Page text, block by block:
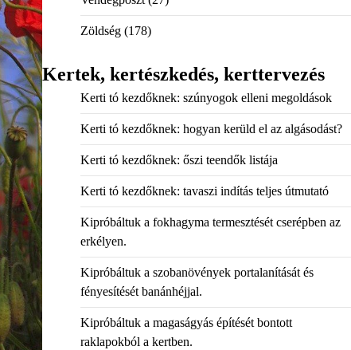
Zöldség(178)
Kertek, kertészkedés, kerttervezés
Kerti tó kezdőknek: szúnyogok elleni megoldások
Kerti tó kezdőknek: hogyan kerüld el az algásodást?
Kerti tó kezdőknek: őszi teendők listája
Kerti tó kezdőknek: tavaszi indítás teljes útmutató
Kipróbáltuk a fokhagyma termesztését cserépben az
erkélyen.
Kipróbáltuk a szobanövények portalanítását és
fényesítését banánhéjjal.
Kipróbáltuk a magaságyás építését bontott
raklapokból a kertben.